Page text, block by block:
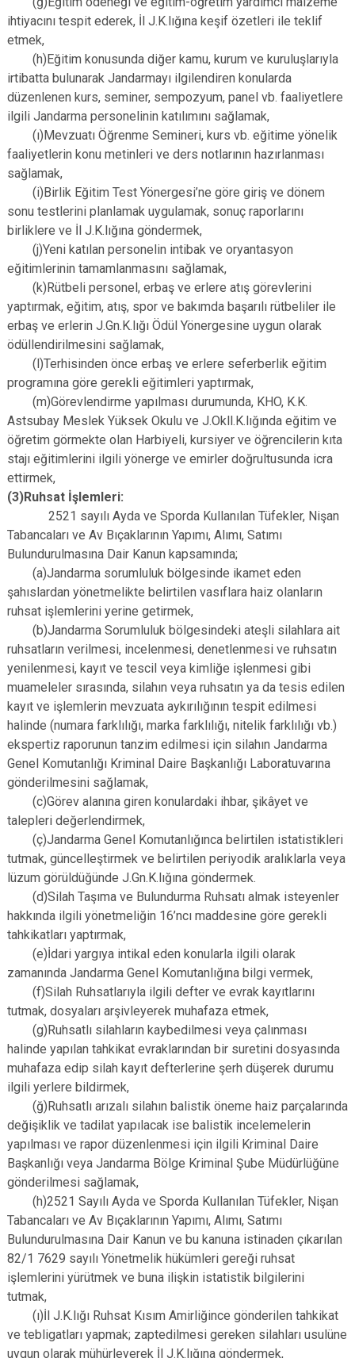
ihtiyacını tespit ederek, İl J.K.lığına keşif özetleri ile teklif
etmek,
(h)Eğitim konusunda diğer kamu, kurum ve kuruluşlarıyla
irtibatta bulunarak Jandarmayı ilgilendiren konularda
düzenlenen kurs, seminer, sempozyum, panel vb. faaliyetlere
ilgili Jandarma personelinin katılımını sağlamak,
(ı)Mevzuatı Öğrenme Semineri, kurs vb. eğitime yönelik
faaliyetlerin konu metinleri ve ders notlarının hazırlanması
sağlamak,
(i)Birlik Eğitim Test Yönergesi’ne göre giriş ve dönem
sonu testlerini planlamak uygulamak, sonuç raporlarını
birliklere ve İl J.K.lığına göndermek,
(j)Yeni katılan personelin intibak ve oryantasyon
eğitimlerinin tamamlanmasını sağlamak,
(k)Rütbeli personel, erbaş ve erlere atış görevlerini
yaptırmak, eğitim, atış, spor ve bakımda başarılı rütbeliler ile
erbaş ve erlerin J.Gn.K.lığı Ödül Yönergesine uygun olarak
ödüllendirilmesini sağlamak,
(l)Terhisinden önce erbaş ve erlere seferberlik eğitim
programına göre gerekli eğitimleri yaptırmak,
(m)Görevlendirme yapılması durumunda, KHO, K.K.
Astsubay Meslek Yüksek Okulu ve J.Okll.K.lığında eğitim ve
öğretim görmekte olan Harbiyeli, kursiyer ve öğrencilerin kıta
stajı eğitimlerini ilgili yönerge ve emirler doğrultusunda icra
ettirmek,
(3)Ruhsat İşlemleri:
2521 sayılı Ayda ve Sporda Kullanılan Tüfekler, Nişan
Tabancaları ve Av Bıçaklarının Yapımı, Alımı, Satımı
Bulundurulmasına Dair Kanun kapsamında;
(a)Jandarma sorumluluk bölgesinde ikamet eden
şahıslardan yönetmelikte belirtilen vasıflara haiz olanların
ruhsat işlemlerini yerine getirmek,
(b)Jandarma Sorumluluk bölgesindeki ateşli silahlara ait
ruhsatların verilmesi, incelenmesi, denetlenmesi ve ruhsatın
yenilenmesi, kayıt ve tescil veya kimliğe işlenmesi gibi
muameleler sırasında, silahın veya ruhsatın ya da tesis edilen
kayıt ve işlemlerin mevzuata aykırılığının tespit edilmesi
halinde (numara farklılığı, marka farklılığı, nitelik farklılığı vb.)
ekspertiz raporunun tanzim edilmesi için silahın Jandarma
Genel Komutanlığı Kriminal Daire Başkanlığı Laboratuvarına
gönderilmesini sağlamak,
(c)Görev alanına giren konulardaki ihbar, şikâyet ve
talepleri değerlendirmek,
(ç)Jandarma Genel Komutanlığınca belirtilen istatistikleri
tutmak, güncelleştirmek ve belirtilen periyodik aralıklarla veya
lüzum görüldüğünde J.Gn.K.lığına göndermek.
(d)Silah Taşıma ve Bulundurma Ruhsatı almak isteyenler
hakkında ilgili yönetmeliğin 16’ncı maddesine göre gerekli
tahkikatları yaptırmak,
(e)İdari yargıya intikal eden konularla ilgili olarak
zamanında Jandarma Genel Komutanlığına bilgi vermek,
(f)Silah Ruhsatlarıyla ilgili defter ve evrak kayıtlarını
tutmak, dosyaları arşivleyerek muhafaza etmek,
(g)Ruhsatlı silahların kaybedilmesi veya çalınması
halinde yapılan tahkikat evraklarından bir suretini dosyasında
muhafaza edip silah kayıt defterlerine şerh düşerek durumu
ilgili yerlere bildirmek,
(ğ)Ruhsatlı arızalı silahın balistik öneme haiz parçalarında
değişiklik ve tadilat yapılacak ise balistik incelemelerin
yapılması ve rapor düzenlenmesi için ilgili Kriminal Daire
Başkanlığı veya Jandarma Bölge Kriminal Şube Müdürlüğüne
gönderilmesi sağlamak,
(h)2521 Sayılı Ayda ve Sporda Kullanılan Tüfekler, Nişan
Tabancaları ve Av Bıçaklarının Yapımı, Alımı, Satımı
Bulundurulmasına Dair Kanun ve bu kanuna istinaden çıkarılan
82/1 7629 sayılı Yönetmelik hükümleri gereği ruhsat
işlemlerini yürütmek ve buna ilişkin istatistik bilgilerini
tutmak,
(ı)İl J.K.lığı Ruhsat Kısım Amirliğince gönderilen tahkikat
ve tebligatları yapmak; zaptedilmesi gereken silahları usulüne
uygun olarak mühürleyerek İl J.K.lığına göndermek,